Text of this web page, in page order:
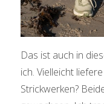
Das ist auch in
ich. Vielleicht
Strickwerken?